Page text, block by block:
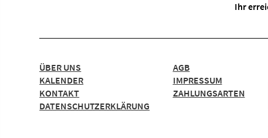
Ihr
ÜBER UNS
KALENDER
KONTAKT
DATENSCHUTZERKLÄRUNG
AGB
IMPRESSUM
ZAHLUNGSARTEN